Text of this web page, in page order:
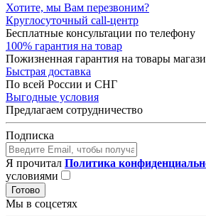
Хотите, мы Вам перезвоним?
Круглосуточный call-центр
Бесплатные консультации по телефону
100% гарантия на товар
Пожизненная гарантия на товары
Быстрая доставка
По всей России и СНГ
Выгодные условия
Предлагаем сотрудничество
Подписка
Я прочитал Политика
условиями
Готово
Мы в соцсетях